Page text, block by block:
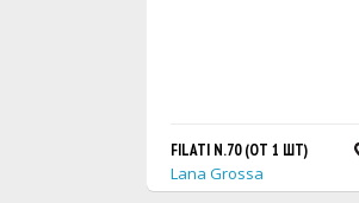
FILATI N.70 (ОТ 1 ШТ)
Lana Grossa